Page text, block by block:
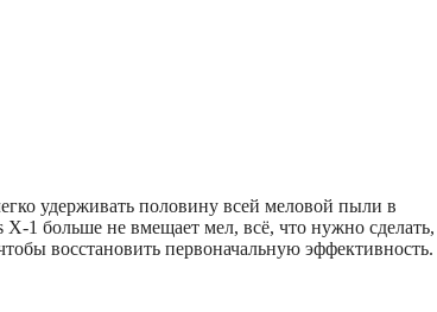
удерживать половину всей меловой пыли в
X-1 больше не вмещает мел, всё, что нужно сделать,
восстановить первоначальную эффективность.